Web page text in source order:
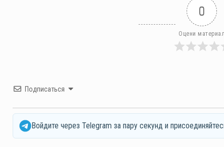
0
Оцени
Подписаться
Войдите через Telegram за пару секунд и